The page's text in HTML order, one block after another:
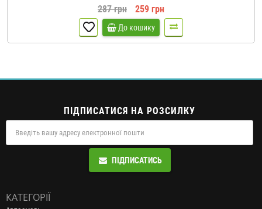
287 грн 259 грн
До кошику
ПІДПИСАТИСЯ НА РОЗСИЛКУ
ПІДПИСАТИСЬ
КАТЕГОРІЇ